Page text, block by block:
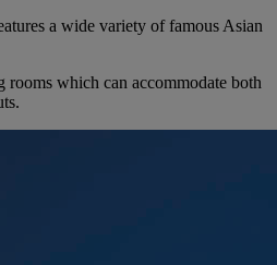
a wide variety of famous Asian
rooms which can accommodate both